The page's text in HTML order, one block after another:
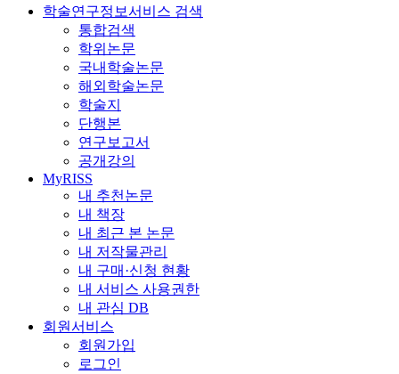
학술연구정보서비스 검색
통합검색
학위논문
국내학술논문
해외학술논문
학술지
단행본
연구보고서
공개강의
MyRISS
내 추천논문
내 책장
내 최근 본 논문
내 저작물관리
내 구매·신청 현황
내 서비스 사용권한
내 관심 DB
회원서비스
회원가입
로그인